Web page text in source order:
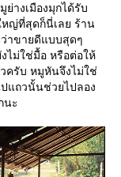
างเมืองมุกได้รับ
ญ่ที่สุดก็นี่เลย ร้าน
าขายดีแบบสุดๆ
ไม่ใช่มื้อ หรือต่อให้
ครับ หมูหันจึงไม่ใช่
แถวนั้นช่วยไปลอง
นะ